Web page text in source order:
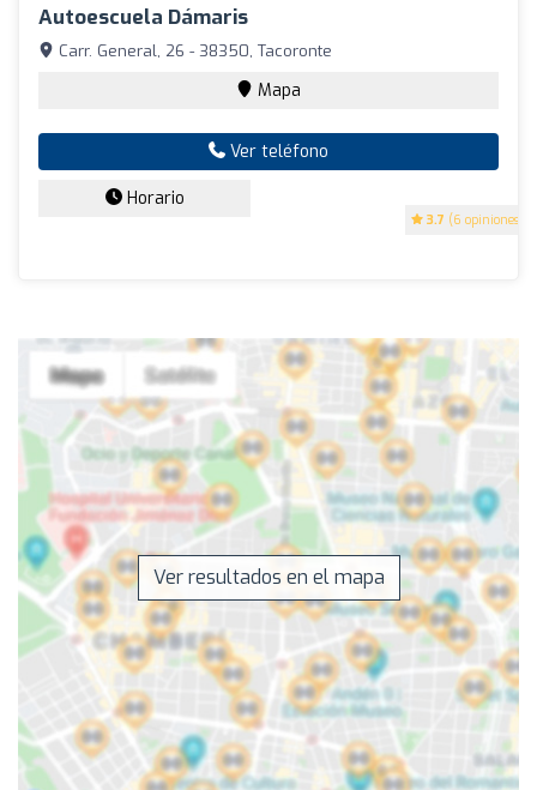
Autoescuela Dámaris
3.7 (6 opiniones)
Carr. General, 26 - 38350, Tacoronte
Mapa
Ver teléfono
Horario
Ver resultados en el mapa